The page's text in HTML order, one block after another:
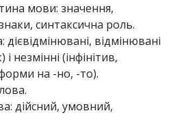
мови: значення,
синтаксична роль.
відмінювані
незмінні (інфінітив,
на -но, -то).
дійсний, умовний,